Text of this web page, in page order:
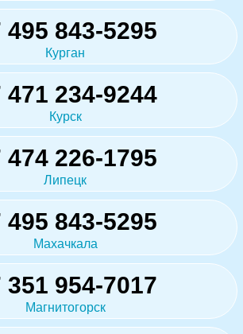
495 843-5295
Курган
471 234-9244
Курск
474 226-1795
Липецк
495 843-5295
Махачкала
351 954-7017
Магнитогорск